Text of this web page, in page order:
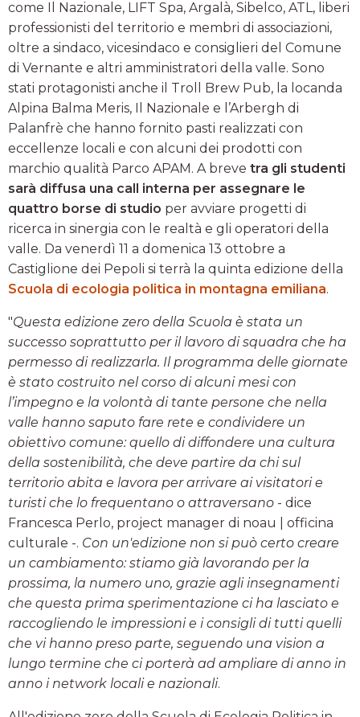
come Il Nazionale, LIFT Spa, Argalà, Sibelco, ATL, liberi
professionisti del territorio e membri di associazioni,
oltre a sindaco, vicesindaco e consiglieri del Comune
di Vernante e altri amministratori della valle. Sono
stati protagonisti anche il Troll Brew Pub, la locanda
Alpina Balma Meris, Il Nazionale e l’Arbergh di
Palanfrè che hanno fornito pasti realizzati con
eccellenze locali e con alcuni dei prodotti con
marchio qualità Parco APAM. A breve tra gli studenti
sarà diffusa una call interna per assegnare le
quattro borse di studio per avviare progetti di
ricerca in sinergia con le realtà e gli operatori della
valle. Da venerdì 11 a domenica 13 ottobre a
Castiglione dei Pepoli si terrà la quinta edizione della
Scuola di ecologia politica in montagna emiliana.
"Questa edizione zero della Scuola è stata un
successo soprattutto per il lavoro di squadra che ha
permesso di realizzarla. Il programma delle giornate
è stato costruito nel corso di alcuni mesi con
l’impegno e la volontà di tante persone che nella
valle hanno saputo fare rete e condividere un
obiettivo comune: quello di diffondere una cultura
della sostenibilità, che deve partire da chi sul
territorio abita e lavora per arrivare ai visitatori e
turisti che lo frequentano o attraversano - dice
Francesca Perlo, project manager di noau | officina
culturale -. Con un'edizione non si può certo creare
un cambiamento: stiamo già lavorando per la
prossima, la numero uno, grazie agli insegnamenti
che questa prima sperimentazione ci ha lasciato e
raccogliendo le impressioni e i consigli di tutti quelli
che vi hanno preso parte, seguendo una vision a
lungo termine che ci porterà ad ampliare di anno in
anno i network locali e nazionali.